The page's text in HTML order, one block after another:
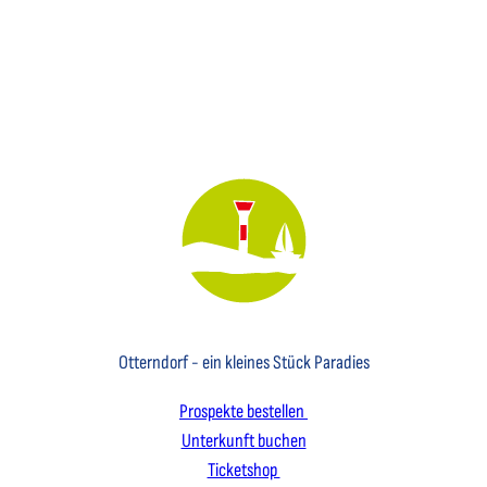
Otterndorf - ein kleines Stück Paradies
Prospekte bestellen
Unterkunft buchen
Ticketshop